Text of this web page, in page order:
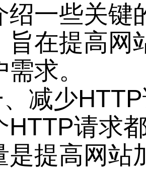
绍一些关键
旨在提高网
求。
减少
HTTP请求
是提高网站